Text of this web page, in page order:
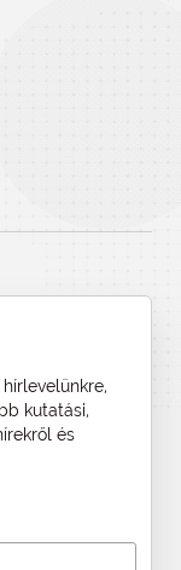
kutatási,
és